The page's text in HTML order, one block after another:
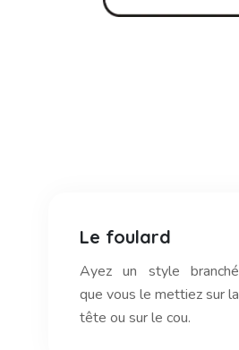
Le foulard
Ayez un style branché
que vous le mettiez sur la
tête ou sur le cou.